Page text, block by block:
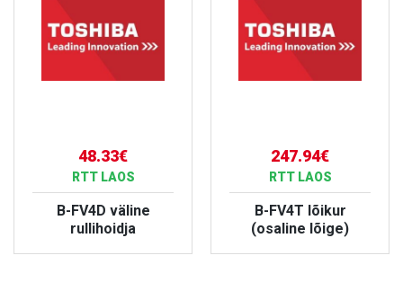
48.33€
RTT LAOS
B-FV4D väline
rullihoidja
247.94€
RTT LAOS
B-FV4T lõikur
(osaline lõige)